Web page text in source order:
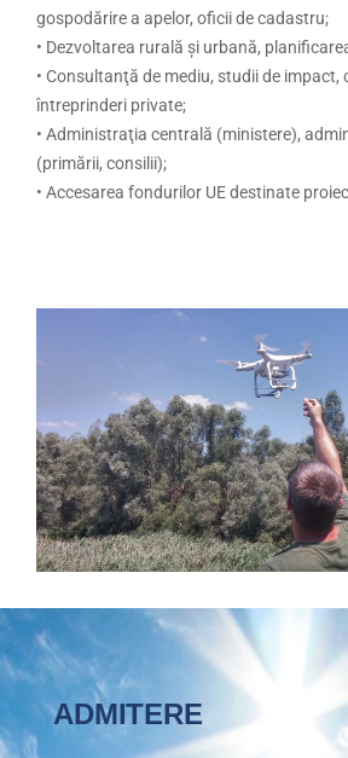
gospodărire a apelor, oficii de cadastru;
• Dezvoltarea rurală și urbană,
• Consultanţă de mediu, studii de impact,
întreprinderi private;
• Administraţia centrală (ministere),
(primării, consilii);
• Accesarea fondurilor UE destinate
ADMITERE